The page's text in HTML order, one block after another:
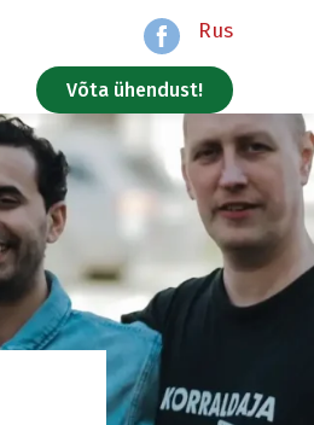
Rus
Võta ühendust!